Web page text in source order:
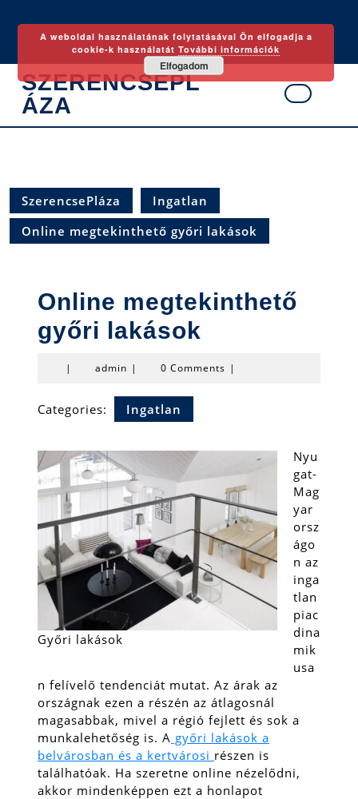
content
SZERENCSEPL
ÁZA
Open
SzerencsePláza
Ingatlan
Online megtekinthető győri lakások
Online megtekinthető
győri lakások
| admin admin
| 0 Comments |
Categories: Ingatlan
Győri lakások
Nyu
gat-
Mag
yar
orsz
ágo
n az
inga
tlan
piac
dina
mik
usa
n felívelő tendenciát mutat. Az árak az
országnak ezen a részén az átlagosnál
magasabbak, mivel a régió fejlett és sok a
munkalehetőség is. A győri lakások a
belvárosban és a kertvárosi részen is
találhatóak. Ha szeretne online nézelődni,
akkor mindenképpen ezt a honlapot
A weboldal használatának folytatásával Ön elfogadja a
cookie-k használatátTovábbi információk
Elfogadom